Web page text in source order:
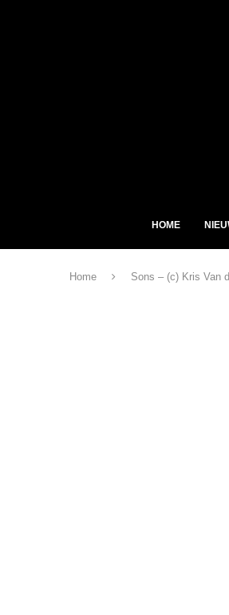
HOME
Home Sons – (c) Kris Van